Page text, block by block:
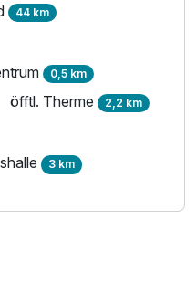
44 km
0,5 km
öfftl. Therme 2,2 km
3 km